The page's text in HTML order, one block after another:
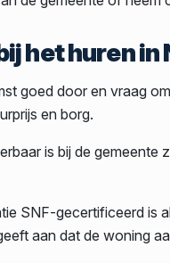
het huren in
goed door en vraag
en borg.
is bij de gemeente
SNF-gecertificeerd is
aan dat de woning